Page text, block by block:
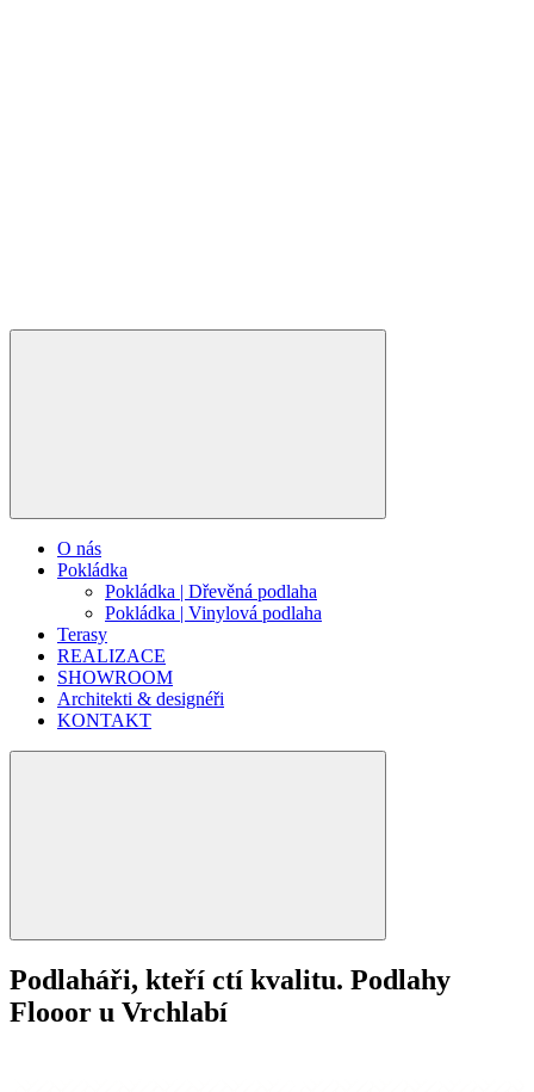
O nás
Pokládka
Pokládka | Dřevěná podlaha
Pokládka | Vinylová podlaha
Terasy
REALIZACE
SHOWROOM
Architekti & designéři
KONTAKT
Podlaháři, kteří ctí kvalitu. Podlahy
Flooor u Vrchlabí